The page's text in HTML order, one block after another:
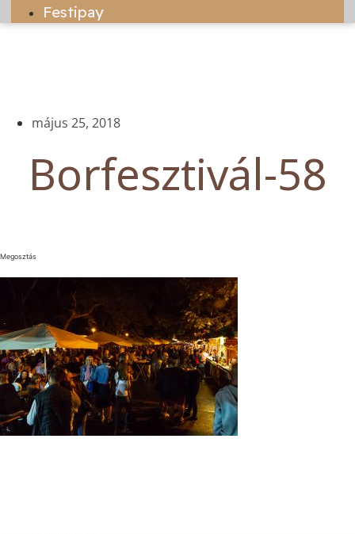
Festipay
május 25, 2018
Borfesztivál-58
Megosztás